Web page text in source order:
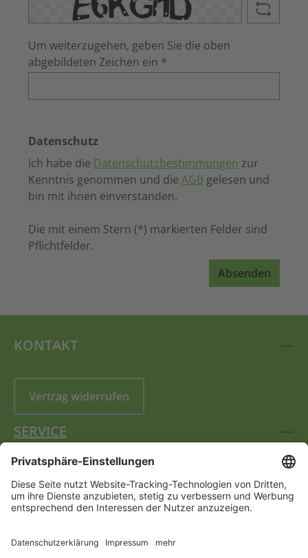
Um weiterzugehen, geben Sie die oben
abgebildeten Zeichen ein *
Datenschutz
Ich habe die Datenschutzbestimmungen zur
Kenntnis genommen und die AGB gelesen und
bin mit ihnen einverstanden.
Die mit einem Stern (*) markierten Felder sind
Pflichtfelder.
Absenden
KONTAKT
Vertrag widerrufen
SERVICE
INFORMATIONEN
FOLGEN SIE UNS